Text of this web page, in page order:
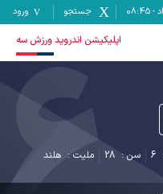
-
08:45 جستجو ورود
اپلیکیشن اندروید ورزش سه
6 سن : 28 ملیت : هلند